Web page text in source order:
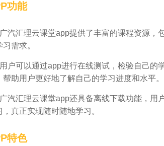
功能
汽汇理云课堂app提供了丰富的课程资源，
需求。
户可以通过app进行在线测试，检验自己的
帮助用户更好地了解自己的学习进度和水平。
汽汇理云课堂app还具备离线下载功能，用
真正实现随时随地学习。
特色